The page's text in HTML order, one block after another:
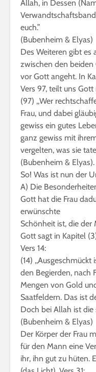
Allah, in Dessen
euch.”
(Bubenheim & Elyas)
Des Weiteren gibt es
zwischen den beiden
vor Gott angeht. In
Vers 97, teilt uns Gott
(97) ,,Wer
Frau, und dabei
gewiss ein gutes
ganz gewiss mit
vergelten, was sie
(Bubenheim & Elyas).
So! Was ist nun der
A) Die
Gott hat die Frau
erwünschte
Schönheit ist, die
Gott sagt in Kapitel
Vers 14:
(14)
den Begierden, nach
Mengen von Gold
Saatfeldern. Das ist
Doch bei Allah ist die
(Bubenheim & Elyas)
Der Körper der Frau
für den Mann eine
ihr, ihn gut zu hüten.